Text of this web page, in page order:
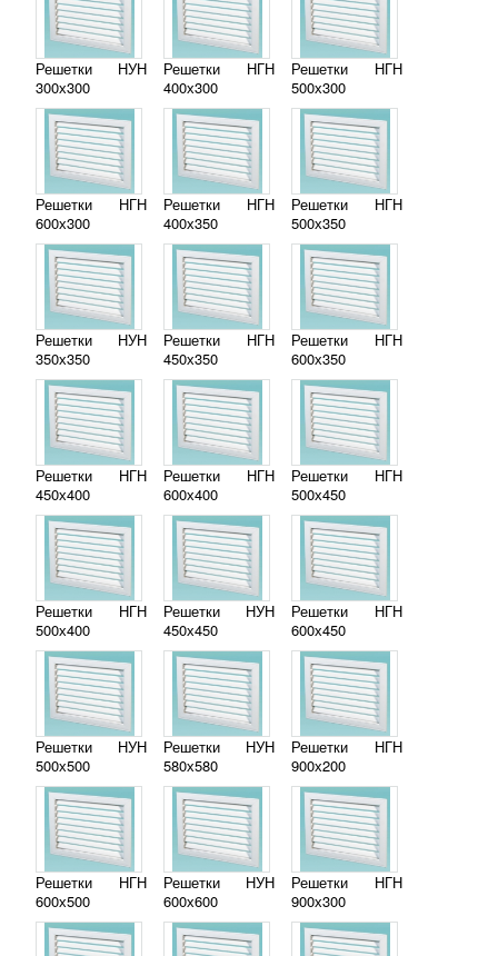
Решетки НУН
300х300
Решетки НГН
400х300
Решетки НГН
500х300
Решетки НГН
600х300
Решетки НУН
350х350
Решетки НГН
400х350
Решетки НГН
450х350
Решетки НГН
500х350
Решетки НГН
600х350
Решетки НГН
450х400
Решетки НГН
500х400
Решетки НГН
600х400
Решетки НУН
450х450
Решетки НГН
500х450
Решетки НГН
600х450
Решетки НУН
500х500
Решетки НГН
600х500
Решетки НУН
580х580
Решетки НУН
600х600
Решетки НГН
900х200
Решетки НГН
900х300